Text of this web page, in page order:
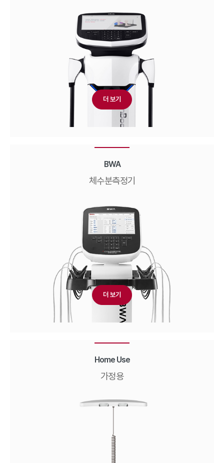
더 보기
BWA
체수분측정기
더 보기
Home Use
가정용